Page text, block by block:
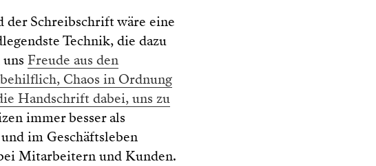
Schreibschrift wäre eine
Technik, die dazu
Freude aus den
Chaos in Ordnung
Handschrift dabei, uns zu
immer besser als
im Geschäftsleben
Mitarbeitern und Kunden.